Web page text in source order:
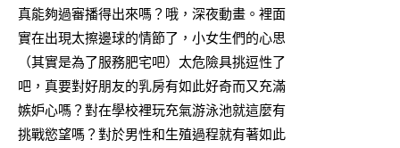
真能夠過審播得出來嗎？哦，深夜動畫。裡面
實在出現太擦邊球的情節了，小女生們的心思
（其實是為了服務肥宅吧）太危險具挑逗性了
吧，真要對好朋友的乳房有如此好奇而又充滿
嫉妒心嗎？對在學校裡玩充氣游泳池就這麼有
挑戰慾望嗎？對於男性和生殖過程就有著如此